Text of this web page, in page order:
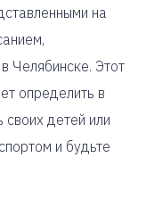
на
Челябинске. Этот
определить в
своих детей или
и будьте